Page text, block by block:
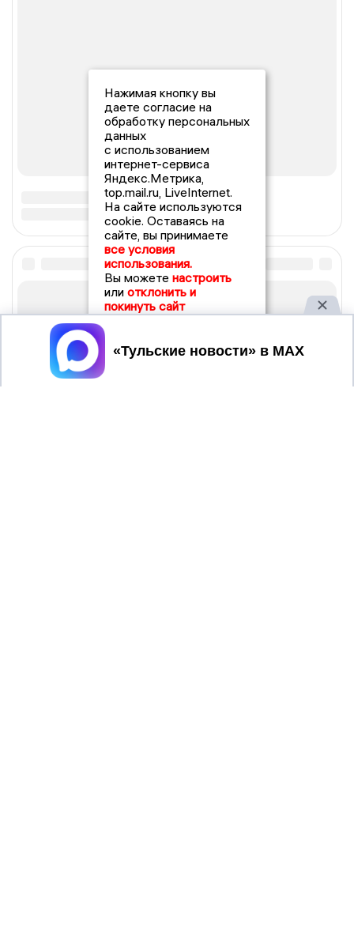
Нажимая кнопку вы
даете согласие на
обработку персональных
данных
с использованием
интернет-сервиса
Яндекс.Метрика,
top.mail.ru, LiveInternet.
На сайте используются
cookie. Оставаясь на
сайте, вы принимаете
все условия
использования.
Вы можете настроить
или отклонить и
покинуть сайт
Принять